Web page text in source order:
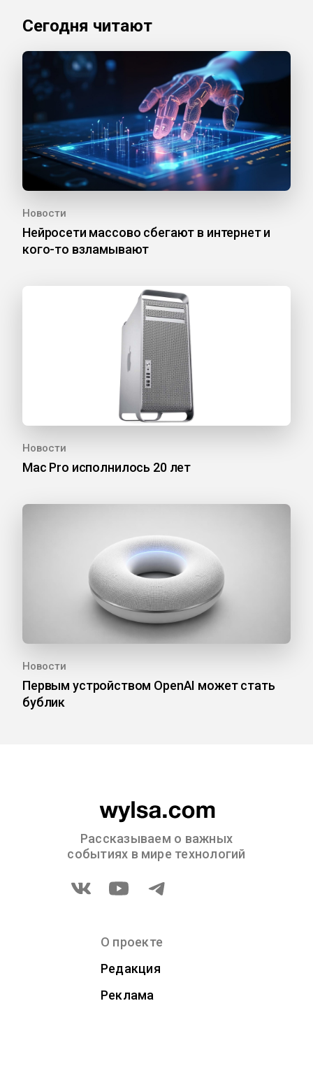
Сегодня читают
Новости
Нейросети массово сбегают в интернет и
кого-то взламывают
Новости
Mac Pro исполнилось 20 лет
Новости
Первым устройством OpenAI может стать
бублик
Рассказываем о важных
событиях в мире технологий
О проекте
Редакция
Реклама